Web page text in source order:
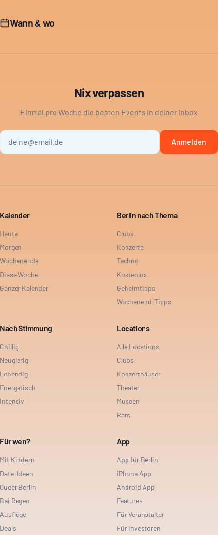
Wann & wo
Nix verpassen
Einmal pro Woche die besten Events in deiner Inbox
Anmelden
Kalender
Heute
Morgen
Wochenende
Diese Woche
Ganzer Kalender
Berlin nach Thema
Clubs
Konzerte
Techno
Kostenlos
Geheimtipps
Wochenend-Tipps
Nach Stimmung
Chillig
Neugierig
Lebendig
Energetisch
Intensiv
Locations
Alle Locations
Clubs
Konzerthäuser
Theater
Museen
Bars
Für wen?
Mit Kindern
Date-Ideen
Queer Berlin
Bei Regen
Ausflüge
Deals
App
App für Berlin
iPhone App
Android App
Features
Für Veranstalter
Für Investoren